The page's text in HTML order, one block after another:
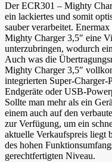
Der ECR301 – Mighty
ein lackiertes und somit
sauber verarbeitet.
Mighty Charger 3,5″ eine
unterzubringen, wodurch
Auch was die
Mighty Charger 3,5″
integrierten Super-
Endgeräte oder USB-
Sollte man mehr als ein
einem auch auf den
zur Verfügung, um ein
aktuelle Verkaufspreis liegt
des hohen
gerechtfertigten Niveau.